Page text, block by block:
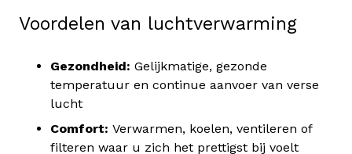
Voordelen van luchtverwarming
Gezondheid: Gelijkmatige, gezonde
temperatuur en continue aanvoer van verse
lucht
Comfort: Verwarmen, koelen, ventileren of
filteren waar u zich het prettigst bij voelt